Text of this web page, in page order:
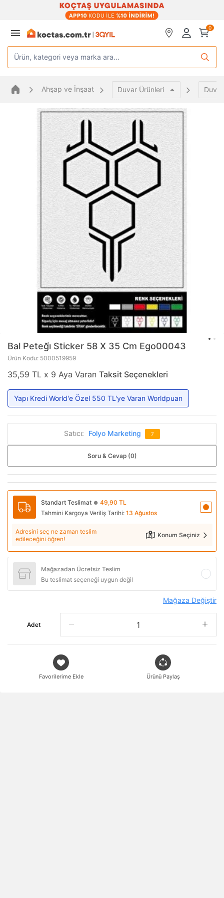
0
Ürün, kategori veya marka ara...
Ahşap ve İnşaat Duvar Ürünleri Duvar
Bal Peteği̇ Sticker 58 X 35 Cm Ego00043
Ürün Kodu: 5000519959
35,59 TL x 9 Aya Varan Taksit Seçenekleri
Yapı Kredi World'e Özel 550 TL'ye Varan Worldpuan
Satıcı: Folyo Marketing 7
Soru & Cevap (0)
Standart Teslimat ● 49,90 TL
Tahmini Kargoya Veriliş Tarihi: 13 Ağustos
Adresini seç ne zaman teslim
edileceğini öğren!
Konum Seçiniz
Mağazadan Ücretsiz Teslim
Bu teslimat seçeneği uygun değil
Mağaza Değiştir
Adet
Favorilerime Ekle Ürünü Paylaş